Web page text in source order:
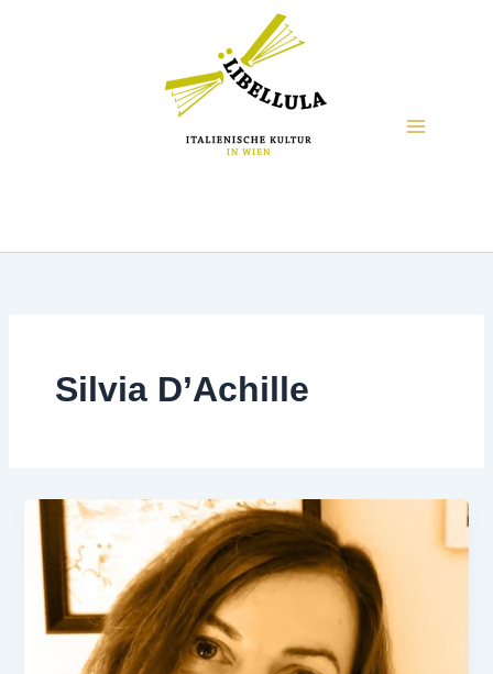
Silvia D’Achille